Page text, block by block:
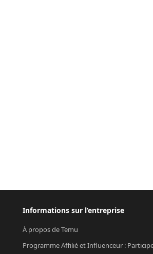
Informations sur l’entreprise
À propos de Temu
Programme Affilié et Influenceur :